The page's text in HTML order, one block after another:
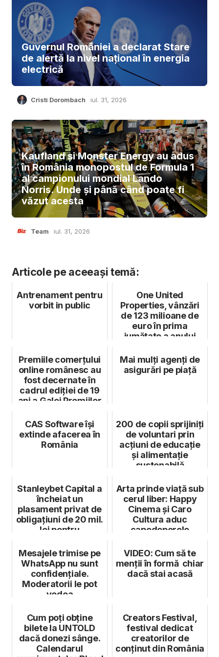
Guvernul României a declarat Stare
de alertă la nivel național în energia
electrică
Cristi Dorombach iul. 31, 2026
Kaufland și Monster Energy au adus
în România monopostul de Formula 1
al campionului mondial Lando
Norris. Unde și până când poate fi
văzut acesta
Team iul. 31, 2026
Articole pe aceeași temă:
Antrenament pentru
vorbit in public
One United
Properties, vânzări
de 123 milioane de
euro în prima
jumătate a anului
Premiile comerțului
online românesc au
fost decernate în
cadrul ediției de 19
ani a Galei Premiilor
Mai mulți agenți de
asigurări pe piață
CAS Software își
extinde afacerea în
România
200 de copii sprijiniți
de voluntari prin
acțiuni de educație
și alimentație
sustenabilă
Stanleybet Capital a
încheiat un
plasament privat de
obligațiuni de 20 mil.
lei pentru
Arta prinde viață sub
cerul liber: Happy
Cinema și Caro
Cultura aduc
capodoperele
Mesajele trimise pe
WhatsApp nu sunt
confidențiale.
Moderatorii le pot
vedea
VIDEO: Cum să te
menții în formă chiar
dacă stai acasă
Cum poți obține
bilete la UNTOLD
dacă donezi sânge.
Calendarul
Creators Festival,
festival dedicat
creatorilor de
conținut din România